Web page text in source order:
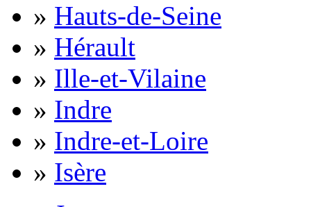
» Hauts-de-Seine
» Hérault
» Ille-et-Vilaine
» Indre
» Indre-et-Loire
» Isère